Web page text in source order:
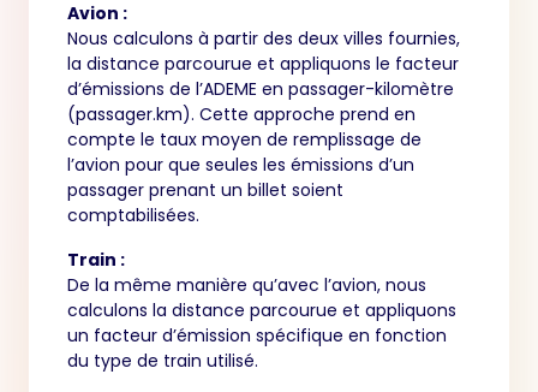
Avion :
Nous calculons à partir des deux villes fournies,
la distance parcourue et appliquons le facteur
d’émissions de l’ADEME en passager-kilomètre
(passager.km). Cette approche prend en
compte le taux moyen de remplissage de
l’avion pour que seules les émissions d’un
passager prenant un billet soient
comptabilisées.
Train :
De la même manière qu’avec l’avion, nous
calculons la distance parcourue et appliquons
un facteur d’émission spécifique en fonction
du type de train utilisé.